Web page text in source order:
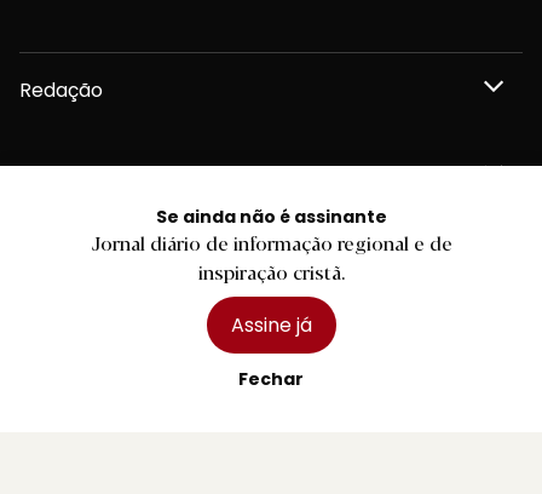
Se ainda não é assinante
Jornal diário de informação regional e de
inspiração cristã.
Assine já
Fechar
Redação
Departamento Comercial
Publicidade